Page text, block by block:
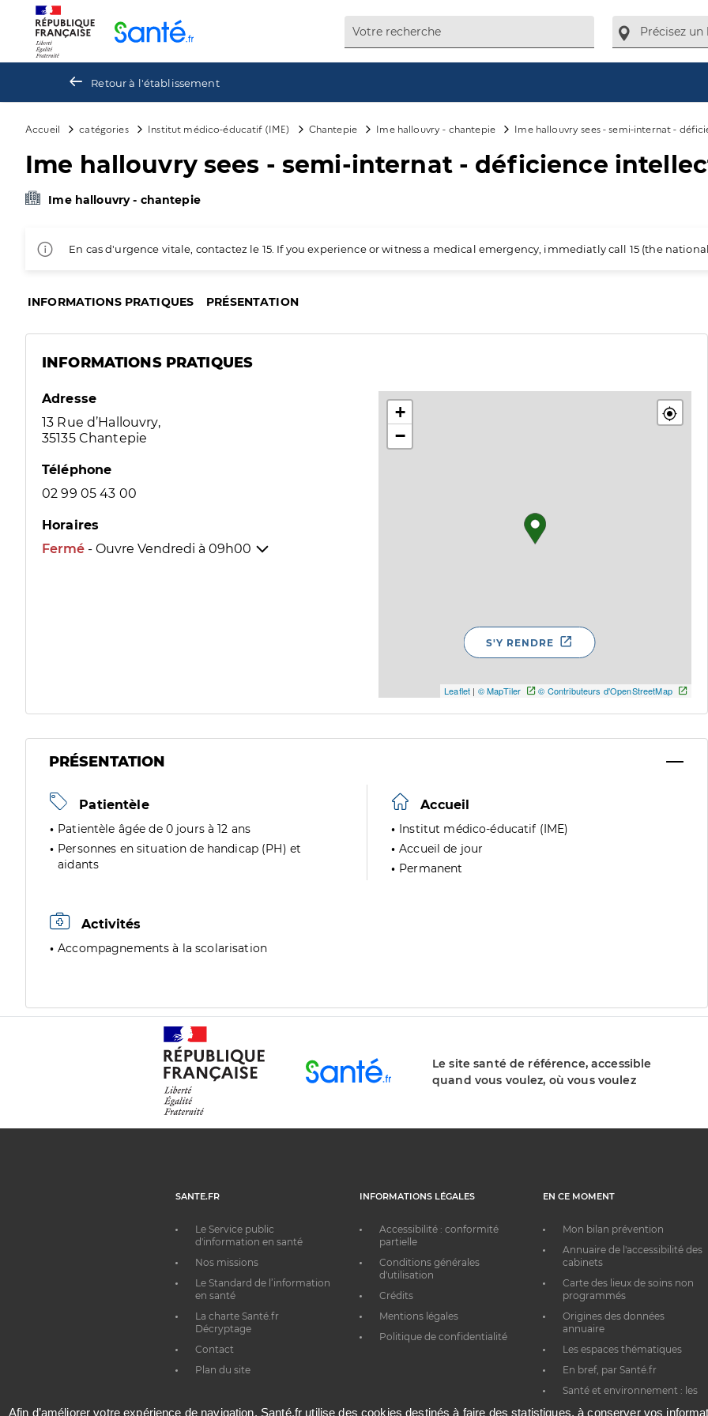
Retour à l'établissement
Accueil catégories Institut médico-éducatif (IME) Chantepie Ime hallouvry - chantepie Ime hallouvry sees - semi-internat -
Ime hallouvry sees - semi-internat - déficience
Ime hallouvry - chantepie
En cas d'urgence vitale, contactez le 15. If you experience or witness a medical emergency, immediatly call 15 (the
INFORMATIONS PRATIQUES PRÉSENTATION
INFORMATIONS PRATIQUES
Adresse
13 Rue d’Hallouvry,
35135 Chantepie
Téléphone
02 99 05 43 00
Horaires
Fermé - Ouvre Vendredi à 09h00
+
−
Leaflet | © MapTiler © Contributeurs d'OpenStreetMap
S'Y RENDRE
PRÉSENTATION
Patientèle
Patientèle âgée de 0 jours à 12 ans
Personnes en situation de handicap (PH) et
aidants
Accueil
Institut médico-éducatif (IME)
Accueil de jour
Permanent
Activités
Accompagnements à la scolarisation
Le site santé de référence, accessible
quand vous voulez, où vous voulez
SANTE.FR
Le Service public
d'information en santé
Nos missions
Le Standard de l’information
en santé
La charte Santé.fr
Décryptage
Contact
Plan du site
INFORMATIONS LÉGALES
Accessibilité : conformité
partielle
Conditions générales
d'utilisation
Crédits
Mentions légales
Politique de confidentialité
EN CE MOMENT
Mon bilan prévention
Annuaire de l'accessibilité des
cabinets
Carte des lieux de soins non
programmés
Origines des données
annuaire
Les espaces thématiques
En bref, par Santé.fr
Santé et environnement : les
Panneau de gestion des cookies
Afin d’améliorer votre expérience de navigation, Santé.fr utilise des cookies destinés à faire des statistiques, à conserver vos